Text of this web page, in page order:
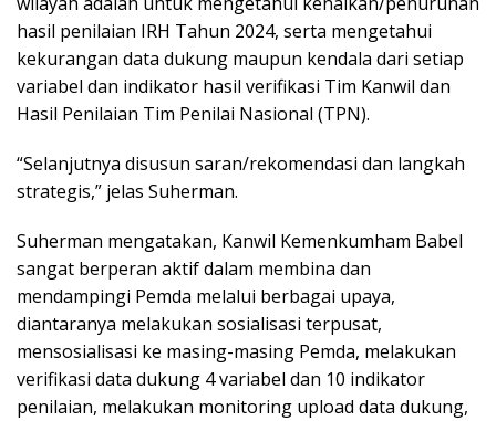
hasil penilaian IRH Tahun 2024, serta mengetahui
kekurangan data dukung maupun kendala dari setiap
variabel dan indikator hasil verifikasi Tim Kanwil dan
Hasil Penilaian Tim Penilai Nasional (TPN).
“Selanjutnya disusun saran/rekomendasi dan langkah
strategis,” jelas Suherman.
Suherman mengatakan, Kanwil Kemenkumham Babel
sangat berperan aktif dalam membina dan
mendampingi Pemda melalui berbagai upaya,
diantaranya melakukan sosialisasi terpusat,
mensosialisasi ke masing-masing Pemda, melakukan
verifikasi data dukung 4 variabel dan 10 indikator
penilaian, melakukan monitoring upload data dukung,